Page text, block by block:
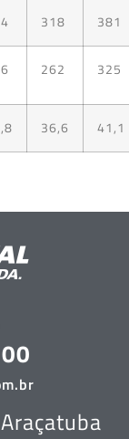
318 381
262 325
36,6 41,1